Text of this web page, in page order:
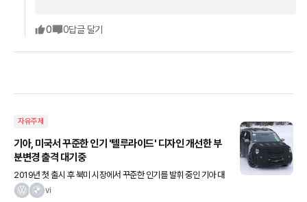
0 0답글 달기
자유주제
기아, 미국서 꾸준한 인기 '텔루라이드' 디자인 개선한 부
분변경 출격 대기중
2019년 첫 출시 후 북미 시장에서 꾸준한 인기를 발휘 중인 기아 대
형 SUV '텔루라이드'가 부분변경모델을 통해 판매 상승세를 이어갈
vi